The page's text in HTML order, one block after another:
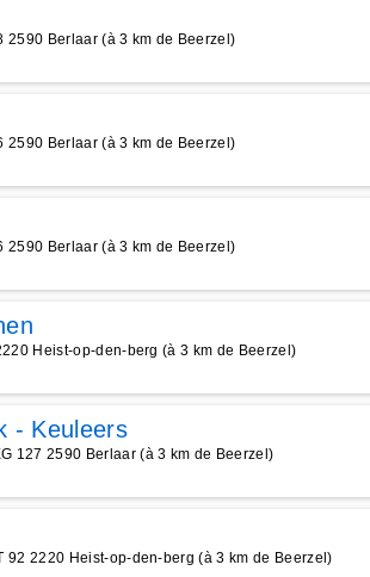
2590 Berlaar (à 3 km de Beerzel)
2590 Berlaar (à 3 km de Beerzel)
2590 Berlaar (à 3 km de Beerzel)
Heist-op-den-berg (à 3 km de Beerzel)
- Keuleers
127 2590 Berlaar (à 3 km de Beerzel)
92 2220 Heist-op-den-berg (à 3 km de Beerzel)